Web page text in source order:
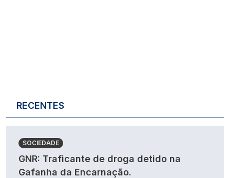
RECENTES
SOCIEDADE
GNR: Traficante de droga detido na
Gafanha da Encarnação.